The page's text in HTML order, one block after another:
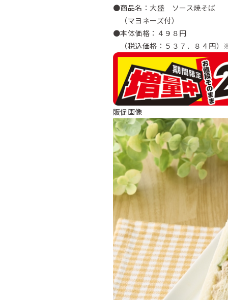
●商品名：大盛 ソース焼そば
（マヨネーズ付）
●本体価格：４９８円
（税込価格：５３７．８４円
販促画像